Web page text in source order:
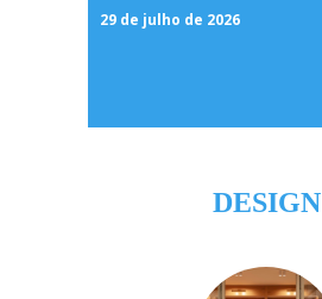
29 de julho de 2026
DESIGN